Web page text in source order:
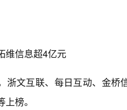
维信息超4亿元
浙文互联、每日互动、金
榜。